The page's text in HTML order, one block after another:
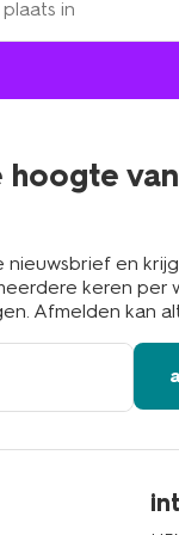
hoogte
nieuwsbrief en
keren per
Afmelden kan